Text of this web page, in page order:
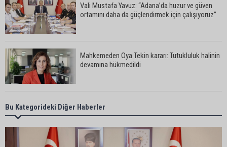
Vali Mustafa Yavuz: “Adana’da huzur ve güven
ortamını daha da güçlendirmek için çalışıyoruz”
Mahkemeden Oya Tekin kararı: Tutukluluk halinin
devamına hükmedildi
Adana’da taziye evinde silahlı kavga kamerada:
Çok sayıda polis ekibi olay yerine sevk edildi
Bu Kategorideki Diğer Haberler